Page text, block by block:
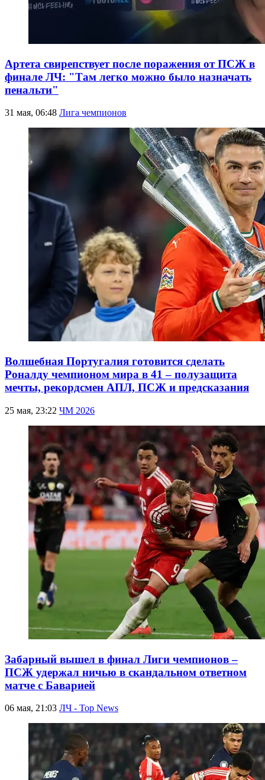
Артета свирепствует после поражения от ПСЖ в
финале ЛЧ: "Там легко можно было назначать
пенальти"
31 мая, 06:48 Лига чемпионов
Волшебная Португалия готовится сделать
Роналду чемпионом мира в 41 – полузащита
мечты, рекордсмен АПЛ, ПСЖ и предсказания
25 мая, 23:22 ЧМ 2026
Забарный вышел в финал Лиги чемпионов –
ПСЖ удержал ничью в скандальном ответном
матче с Баварией
06 мая, 21:03 ЛЧ - Top News